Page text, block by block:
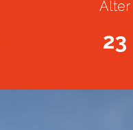
Alter
23